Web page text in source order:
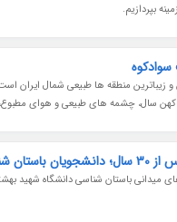
بپردازیم.
زیباترین منطقه ها طبیعی شمال ایران
و کهن سال، چشمه های طبیعی و هوای
کار شدند
میدانی باستان شناسی دانشگاه